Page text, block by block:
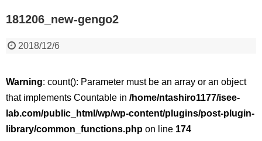
181206_new-gengo2
2018/12/6
Warning: count(): Parameter must be an array or an object
that implements Countable in /home/ntashiro1177/isee-
lab.com/public_html/wp/wp-content/plugins/post-plugin-
library/common_functions.php on line 174